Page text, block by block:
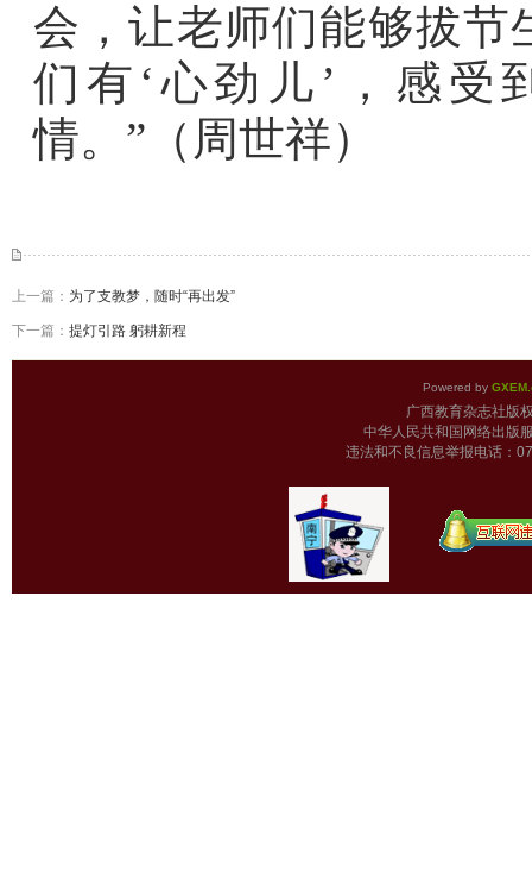
会，让老师们能够拔节
们有‘心劲儿’，感受
情。” （周世祥）
上一篇： 为了支教梦，随时“再出发”
下一篇： 提灯引路 躬耕新程
Powered by
广西教育杂志
中华人民共和国网络出版
违法和不良信息举报电话：